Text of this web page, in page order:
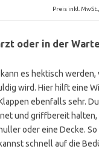
Preis inkl.
oder in der
es hektisch werden,
wird. Hier hilft eine
ebenfalls sehr.
und griffbereit halten,
oder eine Decke.
schnell auf die